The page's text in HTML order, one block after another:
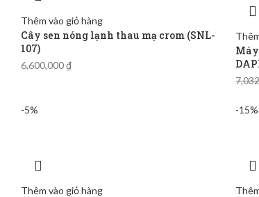
Thêm vào giỏ hàng
Cây sen nóng lạnh thau mạ crom (SNL-
107)
6,600,000₫
-5%
Thêm vào giỏ hàng
-15%